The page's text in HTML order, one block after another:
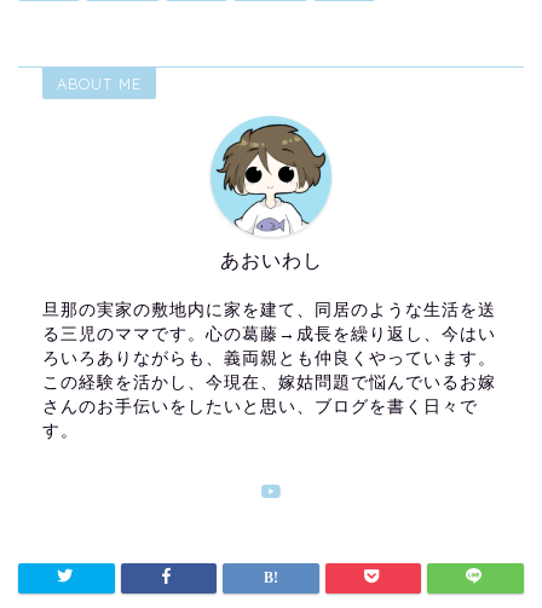
ABOUT ME
あおいわし
旦那の実家の敷地内に家を建て、同居のような生活を送
る三児のママです。心の葛藤→成長を繰り返し、今はい
ろいろありながらも、義両親とも仲良くやっています。
この経験を活かし、今現在、嫁姑問題で悩んでいるお嫁
さんのお手伝いをしたいと思い、ブログを書く日々で
す。